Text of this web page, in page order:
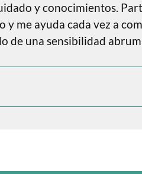
y conocimientos.
me ayuda cada vez a
de una sensibilidad